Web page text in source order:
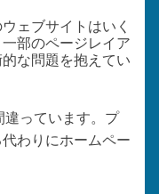
ェブサイトはいく
部のページレイア
な問題を抱えてい
違っています。プ
わりにホームペー